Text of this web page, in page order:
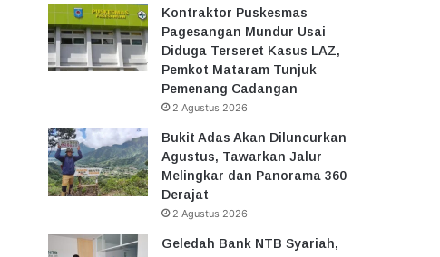
Kontraktor Puskesmas
Pagesangan Mundur Usai
Diduga Terseret Kasus LAZ,
Pemkot Mataram Tunjuk
Pemenang Cadangan
2 Agustus 2026
Bukit Adas Akan Diluncurkan
Agustus, Tawarkan Jalur
Melingkar dan Panorama 360
Derajat
2 Agustus 2026
Geledah Bank NTB Syariah,